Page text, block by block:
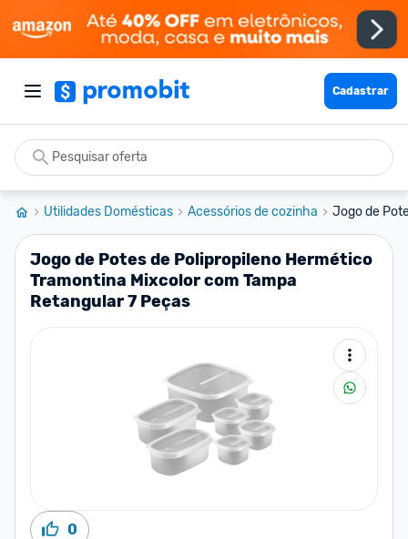
Cadastrar
Utilidades Domésticas Acessórios de cozinha Jogo de
Jogo de Potes de Polipropileno Hermético
Tramontina Mixcolor com Tampa
Retangular 7 Peças
0